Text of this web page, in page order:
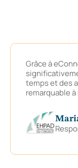
Grâce à
temps et des
remarquable